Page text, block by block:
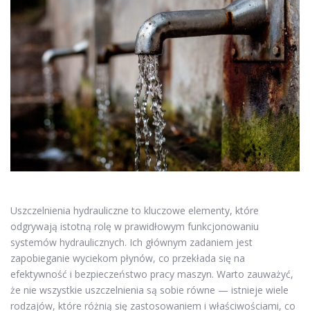
Uszczelnienia hydrauliczne to kluczowe elementy, które
odgrywają istotną rolę w prawidłowym funkcjonowaniu
systemów hydraulicznych. Ich głównym zadaniem jest
zapobieganie wyciekom płynów, co przekłada się na
efektywność i bezpieczeństwo pracy maszyn. Warto zauważyć,
że nie wszystkie uszczelnienia są sobie równe — istnieje wiele
rodzajów, które różnią się zastosowaniem i właściwościami, co